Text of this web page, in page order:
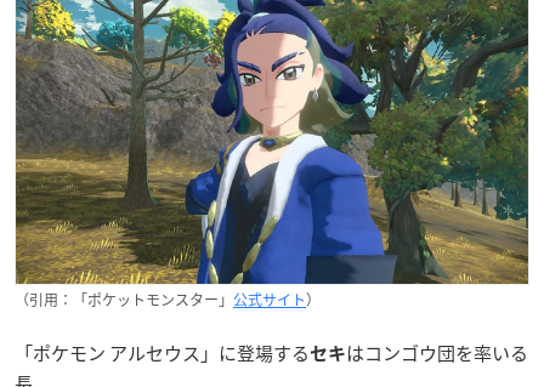
（引用：「ポケットモンスター」 公式サイト）
「ポケモン アルセウス」に登場するセキはコンゴウ団を率いる